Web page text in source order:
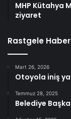
MHP Kütahya
ziyaret
Rastgele
Mart 26, 2026
Otoyola iniş
Temmuz 28, 2025
Belediye